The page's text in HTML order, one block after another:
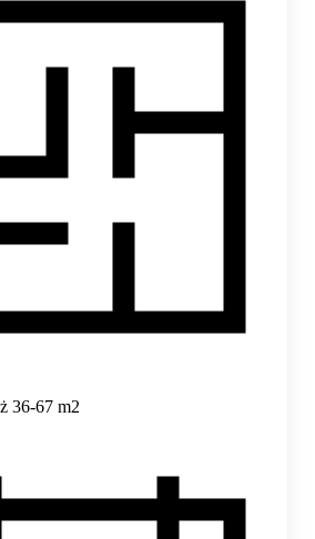
36-67 m2